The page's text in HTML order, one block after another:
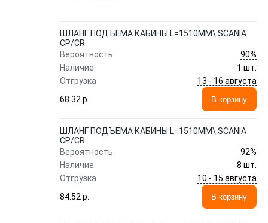
ШЛАНГ ПОДЪЕМА КАБИНЫ L=1510MM\ SCANIA
CP/CR
Вероятность
90%
Наличие
1 шт.
Отгрузка
13 - 16 августа
68.32 p.
В корзину
ШЛАНГ ПОДЪЕМА КАБИНЫ L=1510MM\ SCANIA
CP/CR
Вероятность
92%
Наличие
8 шт.
Отгрузка
10 - 15 августа
84.52 p.
В корзину